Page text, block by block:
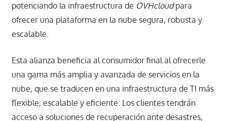
potenciando la infraestructura de OVHcloudpara
ofrecer una plataforma en la nube segura, robusta y
escalable.
Esta alianza beneficia al consumidor final al ofrecerle
una gama más amplia y avanzada de servicios en la
nube, que se traducen en una infraestructura de TI más
flexible, escalable y eficiente. Los clientes tendrán
acceso a soluciones de recuperación ante desastres,